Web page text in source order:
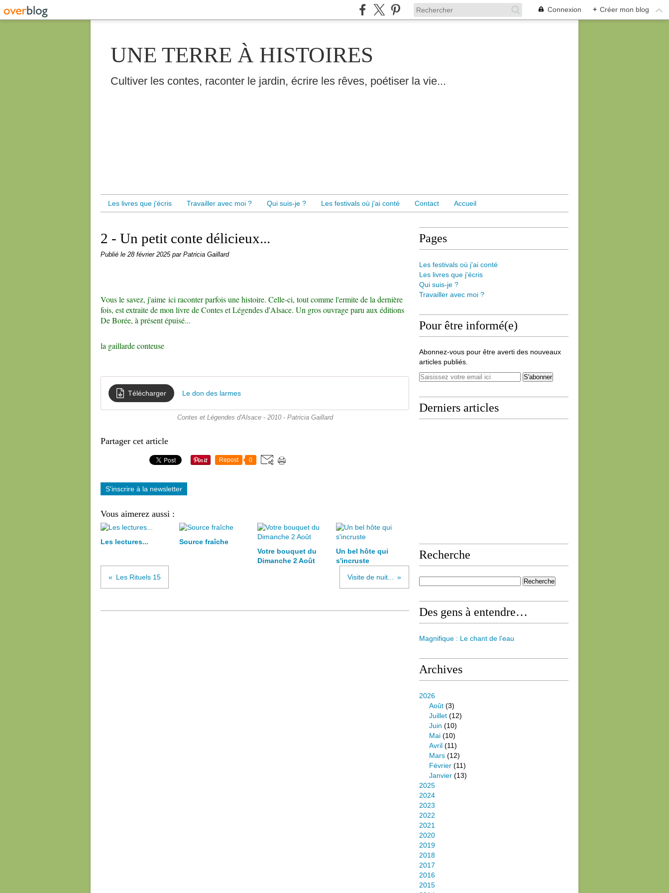
Connexion + Créer mon blog
UNE TERRE À HISTOIRES
Cultiver les contes, raconter le jardin, écrire les rêves, poétiser la vie...
Les livres que j'écris Travailler avec moi ? Qui suis-je ? Les festivals où j'ai conté Contact Accueil
2 - Un petit conte délicieux...
Publié le 28 février 2025 par Patricia Gaillard
Vous le savez, j'aime ici raconter parfois une histoire. Celle-ci, tout comme l'ermite de la dernière
fois, est extraite de mon livre de Contes et Légendes d'Alsace. Un gros ouvrage paru aux éditions
De Borée, à présent épuisé...
la gaillarde conteuse
Télécharger Le don des larmes
Contes et Légendes d'Alsace - 2010 - Patricia Gaillard
Partager cet article
Repost 0
S'inscrire à la newsletter
Vous aimerez aussi :
Les lectures...
Source fraîche
Votre bouquet du
Dimanche 2 Août
Un bel hôte qui
s'incruste
Les Rituels 15 Visite de nuit...
Pages
Les festivals où j'ai conté
Les livres que j'écris
Qui suis-je ?
Travailler avec moi ?
Pour être informé(e)
Abonnez-vous pour être averti des nouveaux
articles publiés.
Derniers articles
Recherche
Des gens à entendre…
Magnifique : Le chant de l'eau
Archives
2026
Août (3)
Juillet (12)
Juin (10)
Mai (10)
Avril (11)
Mars (12)
Février (11)
Janvier (13)
2025
2024
2023
2022
2021
2020
2019
2018
2017
2016
2015